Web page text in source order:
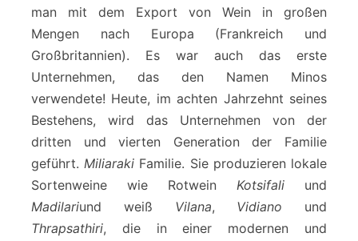
man mit dem Export von Wein in großen
Mengen nach Europa (Frankreich und
Großbritannien). Es war auch das erste
Unternehmen, das den Namen Minos
verwendete! Heute, im achten Jahrzehnt seines
Bestehens, wird das Unternehmen von der
dritten und vierten Generation der Familie
geführt.Miliaraki Familie. Sie produzieren lokale
Sortenweine wie Rotwein Kotsifali und
Madilariund weiß Vilana, Vidiano und
Thrapsathiri, die in einer modernen und